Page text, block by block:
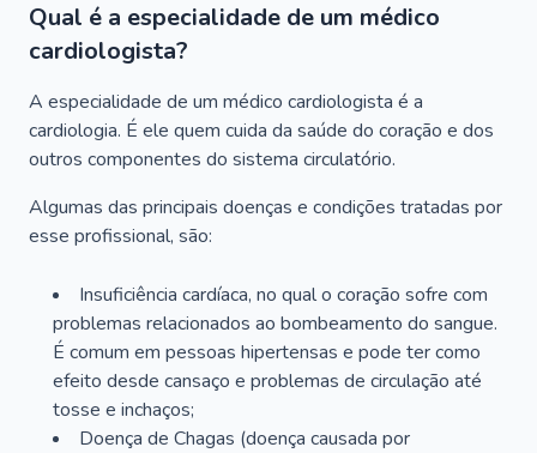
Qual é a especialidade de um médico
cardiologista?
A especialidade de um médico cardiologista é a
cardiologia. É ele quem cuida da saúde do coração e dos
outros componentes do sistema circulatório.
Algumas das principais doenças e condições tratadas por
esse profissional, são:
Insuficiência cardíaca, no qual o coração sofre com
problemas relacionados ao bombeamento do sangue.
É comum em pessoas hipertensas e pode ter como
efeito desde cansaço e problemas de circulação até
tosse e inchaços;
Doença de Chagas (doença causada por